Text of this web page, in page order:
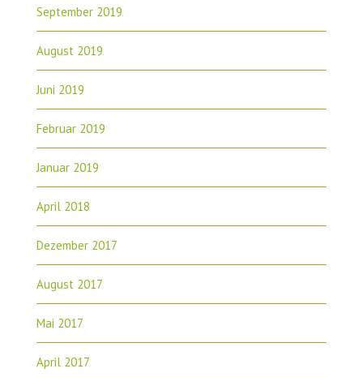
September 2019
August 2019
Juni 2019
Februar 2019
Januar 2019
April 2018
Dezember 2017
August 2017
Mai 2017
April 2017